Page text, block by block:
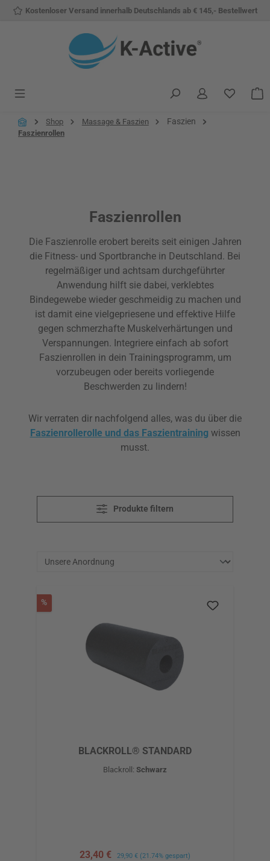
Zum Hauptinhalt springen
Kostenloser Versand innerhalb Deutschlands ab € 145,- Bestellwert
Du
Shop Massage & Faszien Faszien
Faszienrollen
Faszienrollen
Die Faszienrolle erobert bereits seit einigen Jahren
die Fitness- und Sportbranche in Deutschland. Bei
regelmäßiger und achtsam durchgeführter
Anwendung hilft sie dabei, verklebtes
Bindegewebe wieder geschmeidig zu machen und
ist damit eine vielgepriesene und effektive Hilfe
gegen schmerzhafte Muskelverhärtungen und
Verspannungen. Integriere einfach ab sofort
Faszienrollen in dein Trainingsprogramm, um
vorzubeugen oder bereits vorliegende
Beschwerden zu lindern!
Wir verraten dir nachfolgend alles, was du über die
Faszienrollerolle und das Faszientraining wissen
musst.
Produkte filtern
%Rabatt
BLACKROLL® STANDARD
Blackroll: Schwarz
Verkaufspreis:
23,40 € Regulärer Preis:
29,90 € (21.74% gespart)